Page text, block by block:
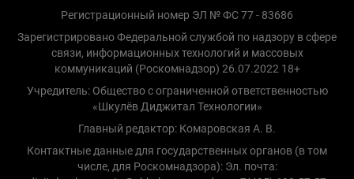
Регистрационный номер ЭЛ № ФС 77 - 83686
Зарегистрировано Федеральной службой по надзору в сфере
связи, информационных технологий и массовых
коммуникаций (Роскомнадзор) 26.07.2022 18+
Учредитель: Общество с ограниченной ответственностью
«Шкулёв Диджитал Технологии»
Главный редактор: Комаровская А. В.
Контактные данные для государственных органов (в том
числе, для Роскомнадзора): Эл. почта: